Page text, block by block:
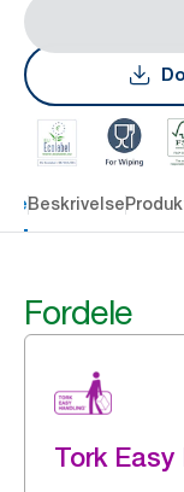
Beskrivelse
Fordele
Tork